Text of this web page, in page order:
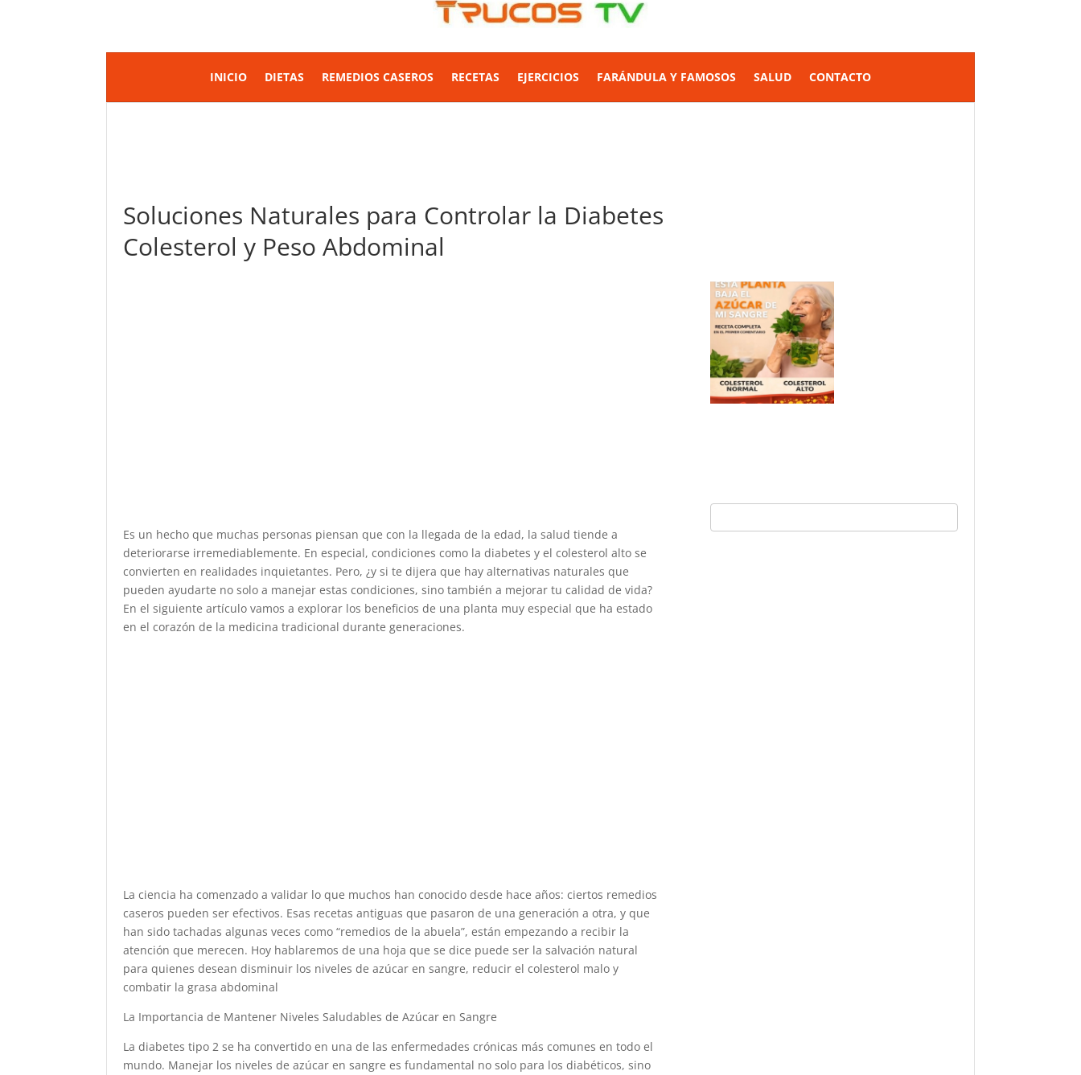
INICIO DIETAS REMEDIOS CASEROS RECETAS EJERCICIOS FARÁNDULA Y FAMOSOS SALUD CONTACTO
Soluciones Naturales para Controlar la Diabetes
Colesterol y Peso Abdominal
Es un hecho que muchas personas piensan que con la llegada de la edad, la salud tiende a
deteriorarse irremediablemente. En especial, condiciones como la diabetes y el colesterol alto se
convierten en realidades inquietantes. Pero, ¿y si te dijera que hay alternativas naturales que
pueden ayudarte no solo a manejar estas condiciones, sino también a mejorar tu calidad de vida?
En el siguiente artículo vamos a explorar los beneficios de una planta muy especial que ha estado
en el corazón de la medicina tradicional durante generaciones.
La ciencia ha comenzado a validar lo que muchos han conocido desde hace años: ciertos remedios
caseros pueden ser efectivos. Esas recetas antiguas que pasaron de una generación a otra, y que
han sido tachadas algunas veces como “remedios de la abuela”, están empezando a recibir la
atención que merecen. Hoy hablaremos de una hoja que se dice puede ser la salvación natural
para quienes desean disminuir los niveles de azúcar en sangre, reducir el colesterol malo y
combatir la grasa abdominal
La Importancia de Mantener Niveles Saludables de Azúcar en Sangre
La diabetes tipo 2 se ha convertido en una de las enfermedades crónicas más comunes en todo el
mundo. Manejar los niveles de azúcar en sangre es fundamental no solo para los diabéticos, sino